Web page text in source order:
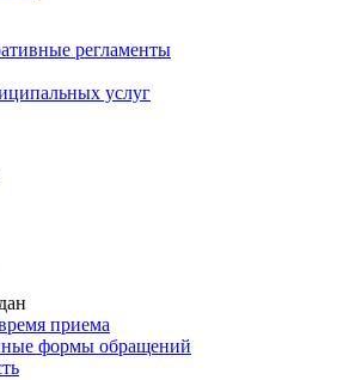
регламенты
услуг
приема
формы обращений